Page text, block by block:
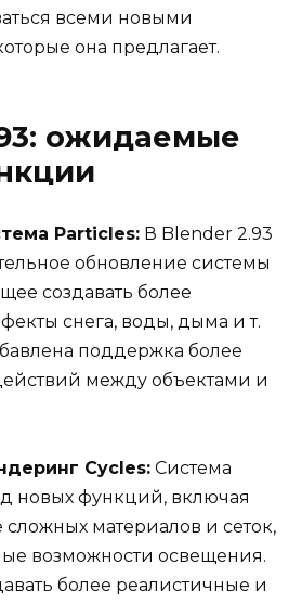
всеми новыми
она предлагает.
ожидаемые
Particles: В Blender 2.93
обновление системы
создавать более
снега, воды, дыма и т.
поддержка более
между объектами и
Cycles: Система
новых функций, включая
материалов и сеток,
возможности освещения.
более реалистичные и